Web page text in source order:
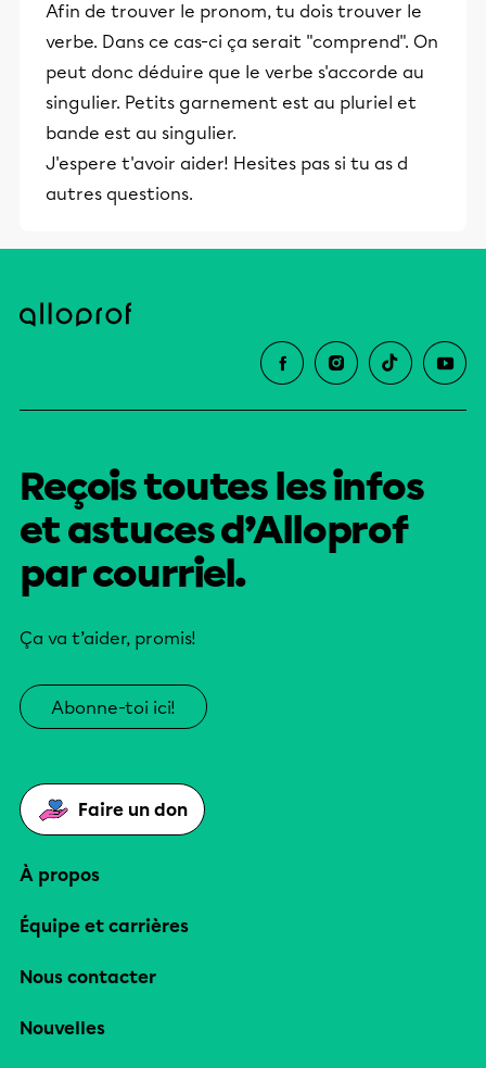
Afin de trouver le pronom, tu dois trouver le
verbe. Dans ce cas-ci ça serait "comprend". On
peut donc déduire que le verbe s'accorde au
singulier. Petits garnement est au pluriel et
bande est au singulier.
J'espere t'avoir aider! Hesites pas si tu as d
autres questions.
Reçois toutes les infos
et astuces d’Alloprof
par courriel.
Ça va t’aider, promis!
Abonne-toi ici!
Faire un don
À propos
Équipe et carrières
Nous contacter
Nouvelles